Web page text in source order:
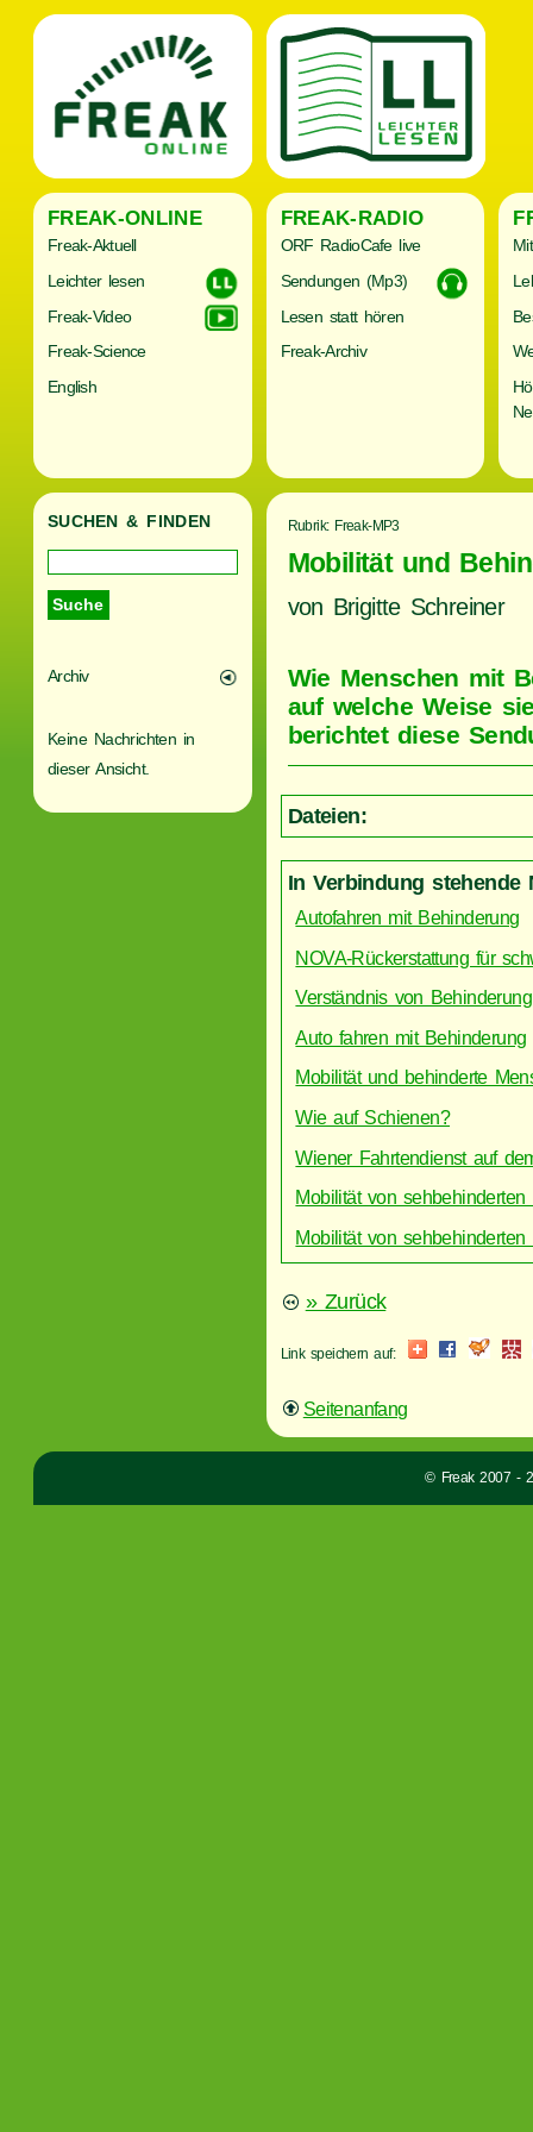
FREAK-ONLINE
Freak-Aktuell
Leichter lesen
Freak-Video
Freak-Science
English
FREAK-RADIO
ORF RadioCafe live
Sendungen (Mp3)
Lesen statt hören
Freak-Archiv
SUCHEN & FINDEN
Archiv
Keine Nachrichten in
dieser Ansicht.
Rubrik: Freak-MP3
Mobilität und
von Brigitte Schreiner
Wie Menschen mit
auf welche Weise
berichtet diese
Dateien:
In Verbindung stehende
Autofahren mit Behinderung
NOVA-Rückerstattung für
Verständnis von
Auto fahren mit Behinderung
Mobilität und behinderte
Wie auf Schienen?
Wiener Fahrtendienst auf
Mobilität von sehbehinderten
Mobilität von sehbehinderten
» Zurück
Link speichern auf:
Seitenanfang
© Freak 2007 -